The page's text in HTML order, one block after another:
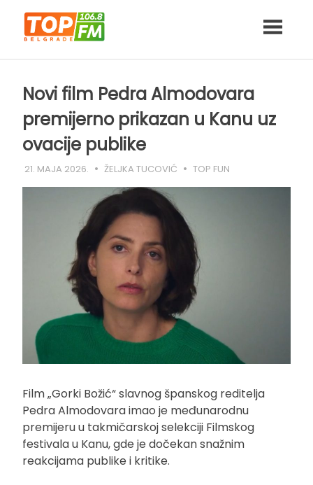
content
Novi film Pedra Almodovara
premijerno prikazan u Kanu uz
ovacije publike
21. MAJA 2026. ŽELJKA TUCOVIĆ TOP FUN
Film „Gorki Božić“ slavnog španskog reditelja
Pedra Almodovara imao je međunarodnu
premijeru u takmičarskoj selekciji Filmskog
festivala u Kanu, gde je dočekan snažnim
reakcijama publike i kritike.